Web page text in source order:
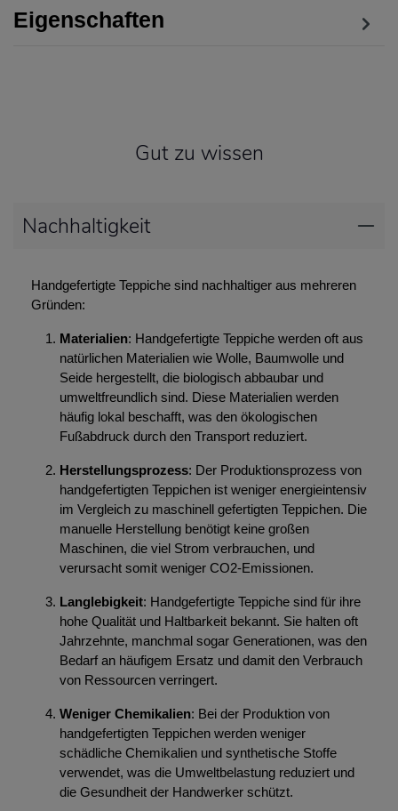
Eigenschaften
Gut zu wissen
Nachhaltigkeit
Handgefertigte Teppiche sind nachhaltiger aus mehreren
Gründen:
Materialien: Handgefertigte Teppiche werden oft aus
natürlichen Materialien wie Wolle, Baumwolle und
Seide hergestellt, die biologisch abbaubar und
umweltfreundlich sind. Diese Materialien werden
häufig lokal beschafft, was den ökologischen
Fußabdruck durch den Transport reduziert.
Herstellungsprozess: Der Produktionsprozess von
handgefertigten Teppichen ist weniger energieintensiv
im Vergleich zu maschinell gefertigten Teppichen. Die
manuelle Herstellung benötigt keine großen
Maschinen, die viel Strom verbrauchen, und
verursacht somit weniger CO2-Emissionen.
Langlebigkeit: Handgefertigte Teppiche sind für ihre
hohe Qualität und Haltbarkeit bekannt. Sie halten oft
Jahrzehnte, manchmal sogar Generationen, was den
Bedarf an häufigem Ersatz und damit den Verbrauch
von Ressourcen verringert.
Weniger Chemikalien: Bei der Produktion von
handgefertigten Teppichen werden weniger
schädliche Chemikalien und synthetische Stoffe
verwendet, was die Umweltbelastung reduziert und
die Gesundheit der Handwerker schützt.